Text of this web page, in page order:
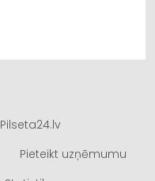
Pilseta24.lv
Pieteikt uzņēmumu